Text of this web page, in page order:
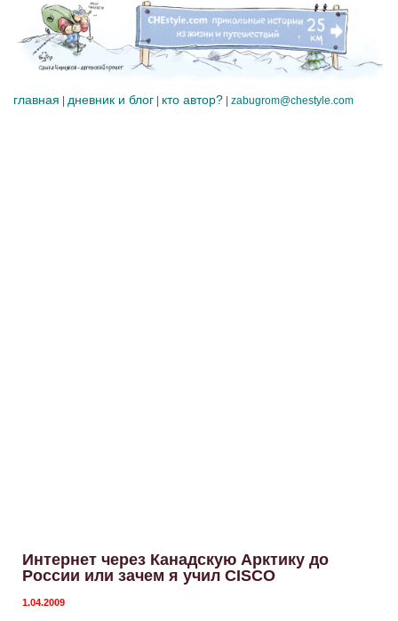
главная | дневник и блог | кто автор? | zabugrom@chestyle.com
Интернет через Канадскую Арктику до
России или зачем я учил CISCO
1.04.2009